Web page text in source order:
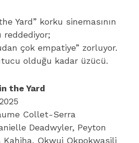
Yard” korku sinemasının
reddediyor;
çok empatiye” zorluyor.
olduğu kadar üzücü.
the Yard
Collet-Serra
Deadwyler, Peyton
Okwui Okpokwasili